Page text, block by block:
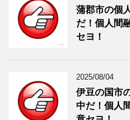
蒲郡市の個
だ！個人間
セヨ！
2025/08/04
伊豆の国市
中だ！個人